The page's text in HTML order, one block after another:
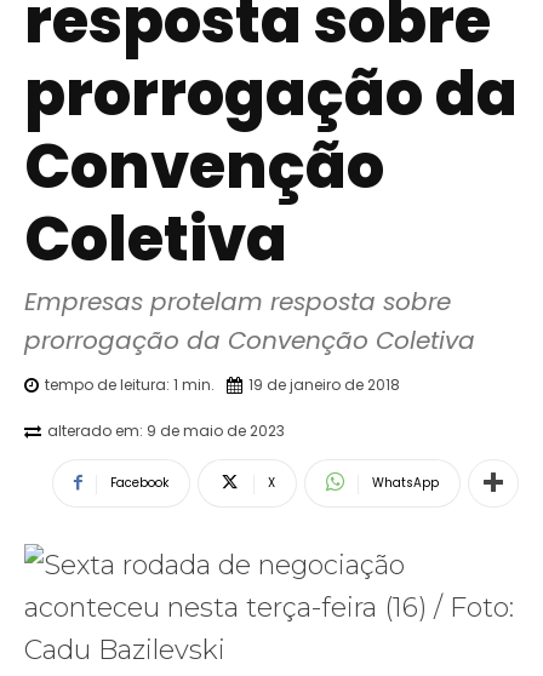
resposta sobre
prorrogação da
Convenção
Coletiva
Empresas protelam resposta sobre
prorrogação da Convenção Coletiva
tempo de leitura: 1 min. 19 de janeiro de 2018
alterado em: 9 de maio de 2023
Facebook X WhatsApp